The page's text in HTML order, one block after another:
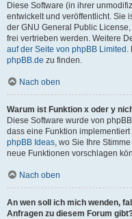
Diese Software (in ihrer
entwickelt und veröffentlicht. Sie
der GNU General Public
frei vertrieben werden. Weitere
auf der Seite von phpBB Limited .
phpBB.de zu finden.
Nach oben
Warum ist Funktion x oder y
Diese Software wurde von
dass eine Funktion
phpBB Ideas, wo Sie Ihre
neue Funktionen vorschlagen
Nach oben
An wen soll ich mich wenden,
Anfragen zu diesem Forum